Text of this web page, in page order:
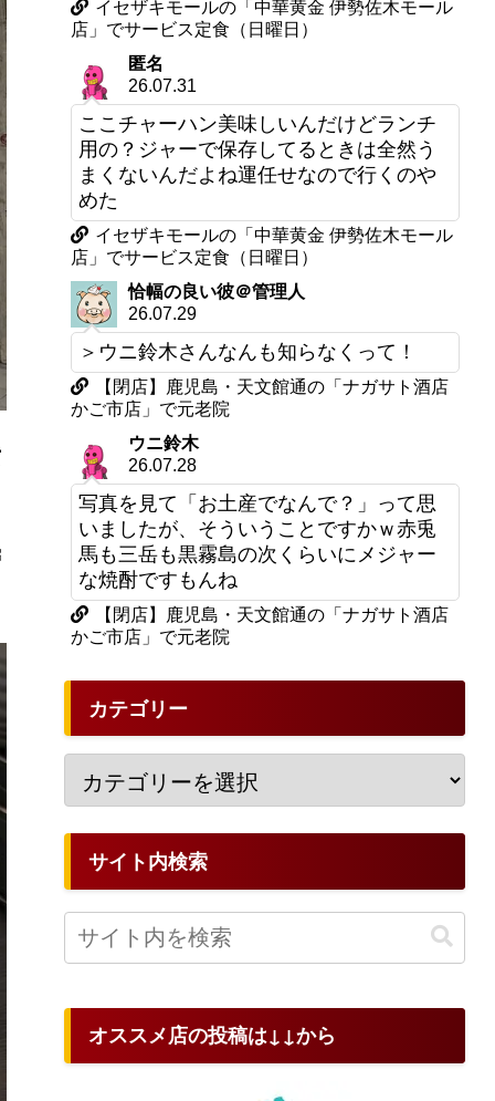
イセザキモールの「中華黄金 伊勢佐木モール
店」でサービス定食（日曜日）
匿名
26.07.31
ここチャーハン美味しいんだけどランチ
用の？ジャーで保存してるときは全然う
まくないんだよね運任せなので行くのや
めた
イセザキモールの「中華黄金 伊勢佐木モール
店」でサービス定食（日曜日）
恰幅の良い彼＠管理人
26.07.29
＞ウニ鈴木さんなんも知らなくって！
【閉店】鹿児島・天文館通の「ナガサト酒店
かご市店」で元老院
ウニ鈴木
26.07.28
写真を見て「お土産でなんで？」って思
いましたが、そういうことですかｗ赤兎
馬も三岳も黒霧島の次くらいにメジャー
な焼酎ですもんね
【閉店】鹿児島・天文館通の「ナガサト酒店
かご市店」で元老院
カテゴリー
サイト内検索
オススメ店の投稿は↓↓から